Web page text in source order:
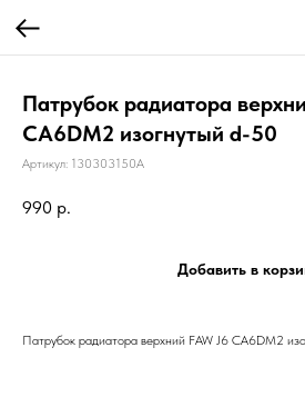
Патрубок радиатора
CA6DM2 изогнутый d-50
Артикул: 130303150A
990 р.
Добавить в
Патрубок радиатора верхний FAW J6 CA6DM2